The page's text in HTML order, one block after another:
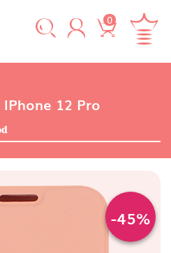
0
IPhone 12 Pro
-45%